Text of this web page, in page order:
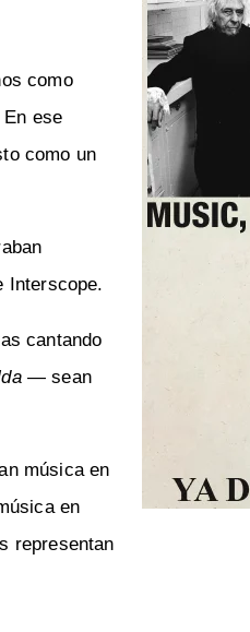
como
ese
como un
Interscope.
cantando
— sean
música en
en
representan